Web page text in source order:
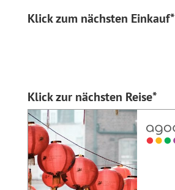
Klick zum nächsten Einkauf*
Klick zur nächsten Reise*